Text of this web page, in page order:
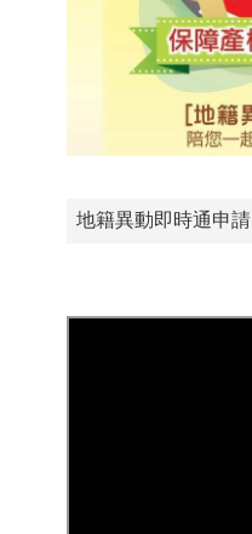
地籍異動即時通申請